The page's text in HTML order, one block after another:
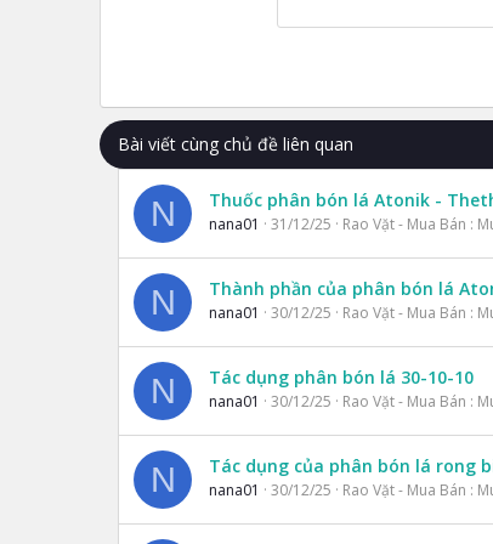
26
Verdana
Bài viết cùng chủ đề liên quan
N Thuốc phân bón lá Atonik -
nana01 31/12/25 Rao Vặt - Mua Bán :
N Thành phần của phân bón lá
nana01 30/12/25 Rao Vặt - Mua Bán :
N Tác dụng phân bón lá 30-10-10
nana01 30/12/25 Rao Vặt - Mua Bán :
N Tác dụng của phân bón lá rong
nana01 30/12/25 Rao Vặt - Mua Bán :